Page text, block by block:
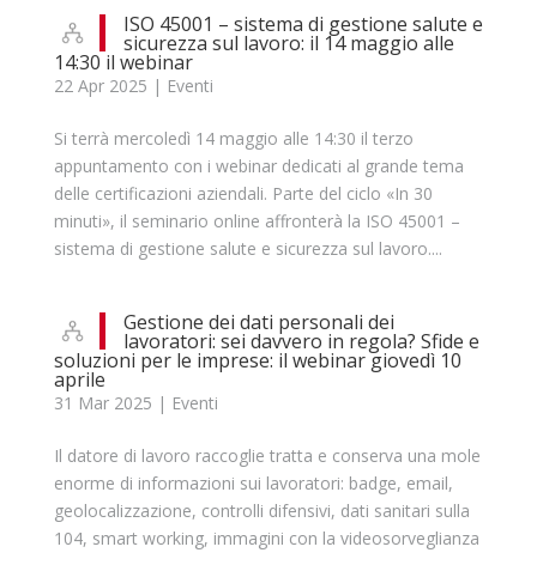
ISO 45001 – sistema di gestione salute e
sicurezza sul lavoro: il 14 maggio alle
14:30 il webinar
22 Apr 2025 | Eventi
Si terrà mercoledì 14 maggio alle 14:30 il terzo
appuntamento con i webinar dedicati al grande tema
delle certificazioni aziendali. Parte del ciclo «In 30
minuti», il seminario online affronterà la ISO 45001 –
sistema di gestione salute e sicurezza sul lavoro....
Gestione dei dati personali dei
lavoratori: sei davvero in regola? Sfide e
soluzioni per le imprese: il webinar giovedì 10
aprile
31 Mar 2025 | Eventi
Il datore di lavoro raccoglie tratta e conserva una mole
enorme di informazioni sui lavoratori: badge, email,
geolocalizzazione, controlli difensivi, dati sanitari sulla
104, smart working, immagini con la videosorveglianza